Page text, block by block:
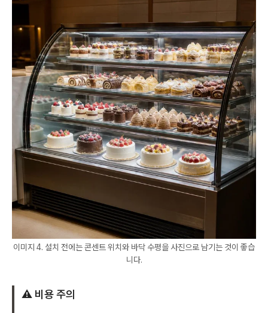
이미지 4. 설치 전에는 콘센트 위치와 바닥 수평을 사진으로 남기는 것이 좋습
니다.
⚠️ 비용 주의